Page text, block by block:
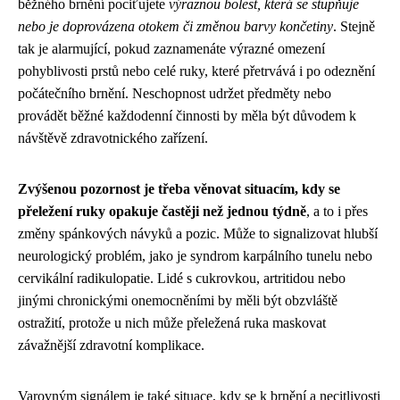
běžného brnění pociťujete výraznou bolest, která se stupňuje
nebo je doprovázena otokem či změnou barvy končetiny. Stejně
tak je alarmující, pokud zaznamenáte výrazné omezení
pohyblivosti prstů nebo celé ruky, které přetrvává i po odeznění
počátečního brnění. Neschopnost udržet předměty nebo
provádět běžné každodenní činnosti by měla být důvodem k
návštěvě zdravotnického zařízení.
Zvýšenou pozornost je třeba věnovat situacím, kdy se
přeležení ruky opakuje častěji než jednou týdně, a to i přes
změny spánkových návyků a pozic. Může to signalizovat hlubší
neurologický problém, jako je syndrom karpálního tunelu nebo
cervikální radikulopatie. Lidé s cukrovkou, artritidou nebo
jinými chronickými onemocněními by měli být obzvláště
ostražití, protože u nich může přeležená ruka maskovat
závažnější zdravotní komplikace.
Varovným signálem je také situace, kdy se k brnění a necitlivosti